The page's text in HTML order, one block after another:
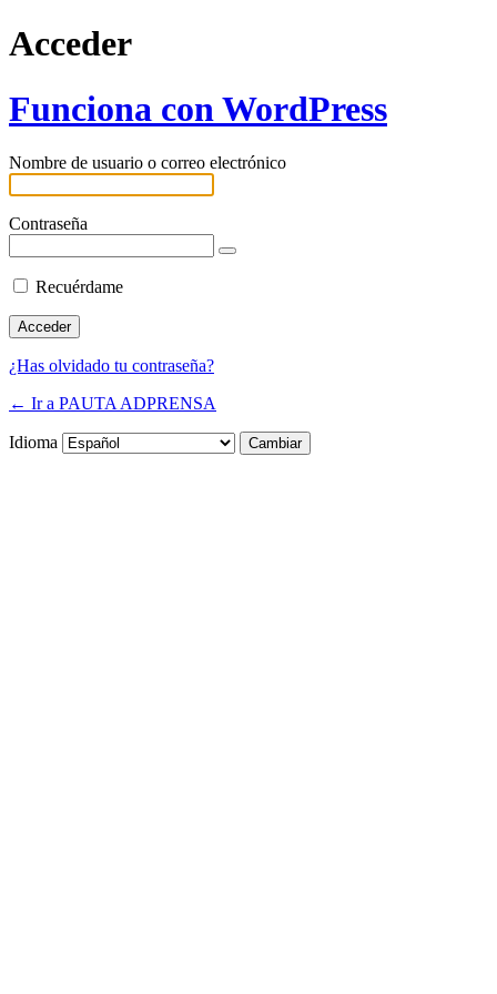
Acceder
Funciona con WordPress
Nombre de usuario o correo electrónico
Contraseña
Recuérdame
¿Has olvidado tu contraseña?
← Ir a PAUTA ADPRENSA
Idioma